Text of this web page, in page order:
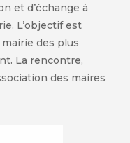
et d’échange à
L’objectif est
des plus
La rencontre,
des maires